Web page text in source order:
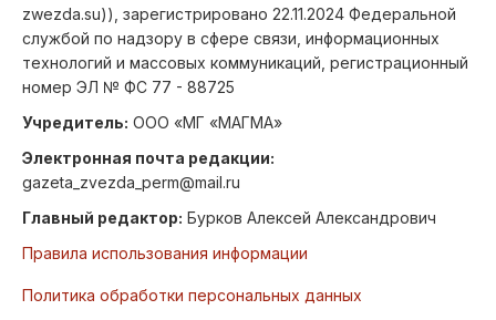
zwezda.su)), зарегистрировано 22.11.2024 Федеральной
службой по надзору в сфере связи, информационных
технологий и массовых коммуникаций, регистрационный
номер ЭЛ № ФС 77 - 88725
Учредитель: ООО «МГ «МАГМА»
Электронная почта редакции:
gazeta_zvezda_perm@mail.ru
Главный редактор: Бурков Алексей Александрович
Правила использования информации
Политика обработки персональных данных